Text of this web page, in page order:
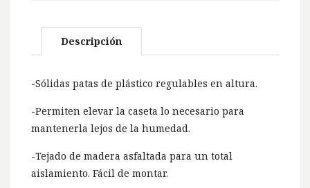
Descripción
-Sólidas patas de plástico regulables en altura.
-Permiten elevar la caseta lo necesario para
mantenerla lejos de la humedad.
-Tejado de madera asfaltada para un total
aislamiento. Fácil de montar.